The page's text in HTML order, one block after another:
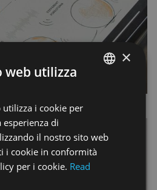
×
web utilizza
i cookie per
di
il nostro sito web
i cookie in conformità
per i cookie. Read